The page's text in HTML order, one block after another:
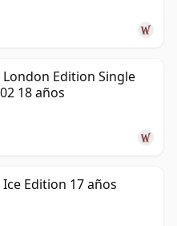
Edition Single
18 años
Edition 17 años